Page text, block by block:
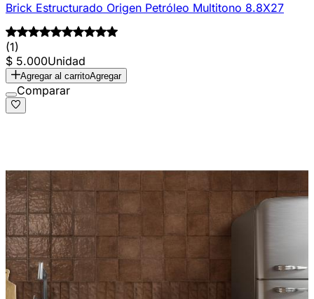
Brick Estructurado Origen Petróleo Multitono 8.8X27
(1)
$ 5.000Unidad
Agregar al carritoAgregar
Comparar